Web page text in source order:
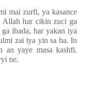
mai zurfi, ya kasance
Allah har cikin zuci ga
ibada, har yakan iya
zai iya yin sa ba. In
an yaye masa kashfi.
ne.